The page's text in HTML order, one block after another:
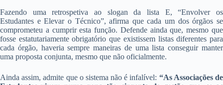
Fazendo uma retrospetiva ao slogan da lista E, “Envolver os
Estudantes e Elevar o Técnico”, afirma que cada um dos órgãos se
comprometeu a cumprir esta função. Defende ainda que, mesmo que
fosse estatutariamente obrigatório que existissem listas diferentes para
cada órgão, haveria sempre maneiras de uma lista conseguir manter
uma proposta conjunta, mesmo que não oficialmente.
Ainda assim, admite que o sistema não é infalível: “As Associações de